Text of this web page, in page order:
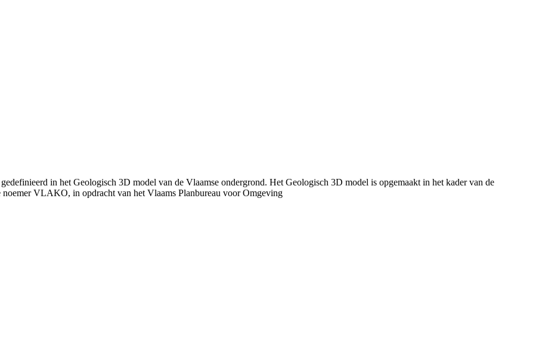
in het Geologisch 3D model van de Vlaamse ondergrond. Het Geologisch 3D model is opgemaakt in het kader van de
VLAKO, in opdracht van het Vlaams Planbureau voor Omgeving